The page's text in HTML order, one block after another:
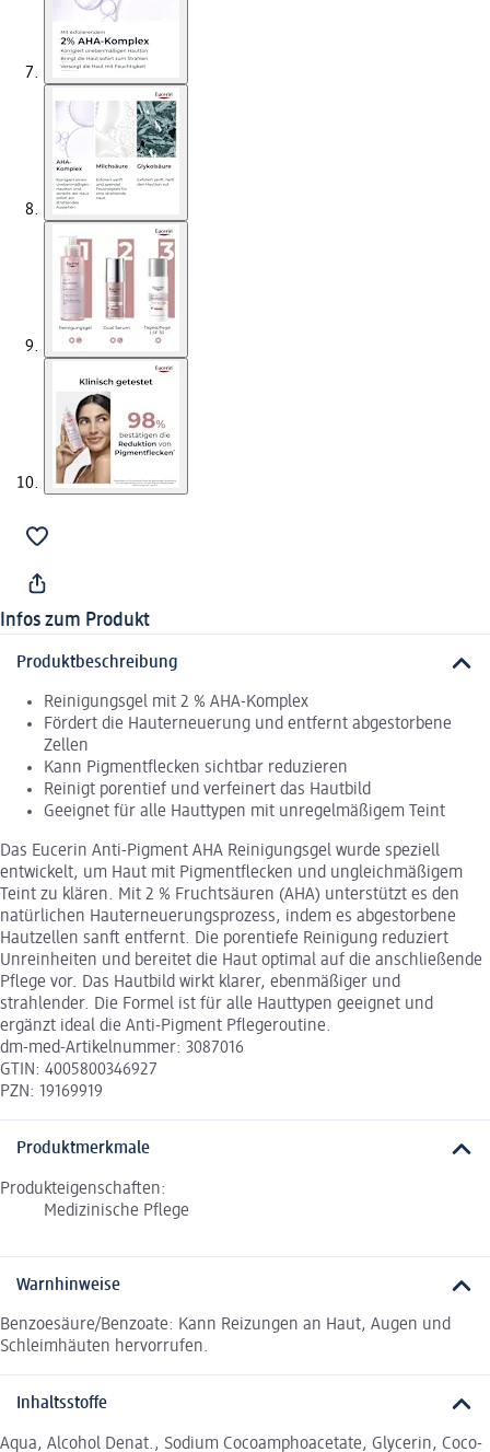
Infos zum Produkt
Produktbeschreibung
Reinigungsgel mit 2 % AHA-Komplex
Fördert die Hauterneuerung und entfernt abgestorbene
Zellen
Kann Pigmentflecken sichtbar reduzieren
Reinigt porentief und verfeinert das Hautbild
Geeignet für alle Hauttypen mit unregelmäßigem Teint
Das Eucerin Anti-Pigment AHA Reinigungsgel wurde speziell
entwickelt, um Haut mit Pigmentflecken und ungleichmäßigem
Teint zu klären. Mit 2 % Fruchtsäuren (AHA) unterstützt es den
natürlichen Hauterneuerungsprozess, indem es abgestorbene
Hautzellen sanft entfernt. Die porentiefe Reinigung reduziert
Unreinheiten und bereitet die Haut optimal auf die anschließende
Pflege vor. Das Hautbild wirkt klarer, ebenmäßiger und
strahlender. Die Formel ist für alle Hauttypen geeignet und
ergänzt ideal die Anti-Pigment Pflegeroutine.
dm-med-Artikelnummer: 3087016
GTIN: 4005800346927
PZN: 19169919
Produktmerkmale
Produkteigenschaften:
Medizinische Pflege
Warnhinweise
Benzoesäure/Benzoate: Kann Reizungen an Haut, Augen und
Schleimhäuten hervorrufen.
Inhaltsstoffe
Aqua, Alcohol Denat., Sodium Cocoamphoacetate, Glycerin, Coco-